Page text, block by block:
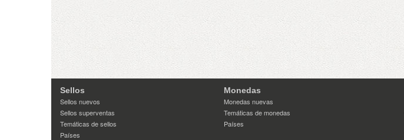
Sellos
Sellos nuevos
Sellos superventas
Temáticas de sellos
Países
Monedas
Monedas nuevas
Temáticas de monedas
Países